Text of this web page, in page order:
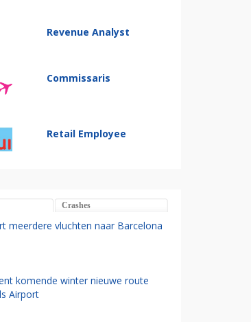
Revenue Analyst
Commissaris
Retail Employee
Crashes
meerdere vluchten naar Barcelona
komende winter nieuwe route
Airport